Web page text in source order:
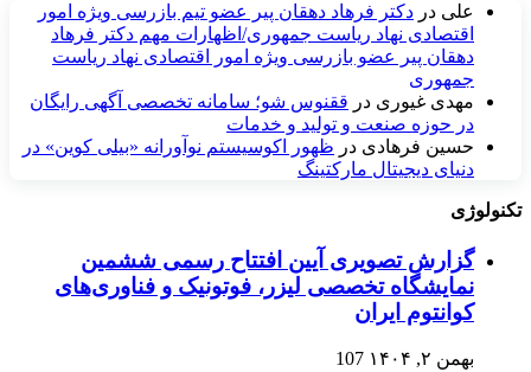
علی در دکتر فرهاد دهقان پیر عضو تيم بازرسی ويژه امور
اقتصادی نهاد رياست جمهوری/اظهارات مهم دکتر فرهاد
دهقان پیر عضو بازرسی ویژه امور اقتصادی نهاد ریاست
جمهوری
مهدی غیوری در ققنوس شو؛ سامانه تخصصی آگهی رایگان
در حوزه صنعت و تولید و خدمات
حسین فرهادی در ظهور اکوسیستم نوآورانه «بیلی کوین» در
دنیای دیجیتال مارکتینگ
تکنولوژی
گزارش تصویری آیین افتتاح رسمی ششمین
نمایشگاه تخصصی لیزر، فوتونیک و فناوری‌های
کوانتوم ایران
بهمن ۲, ۱۴۰۴ 107